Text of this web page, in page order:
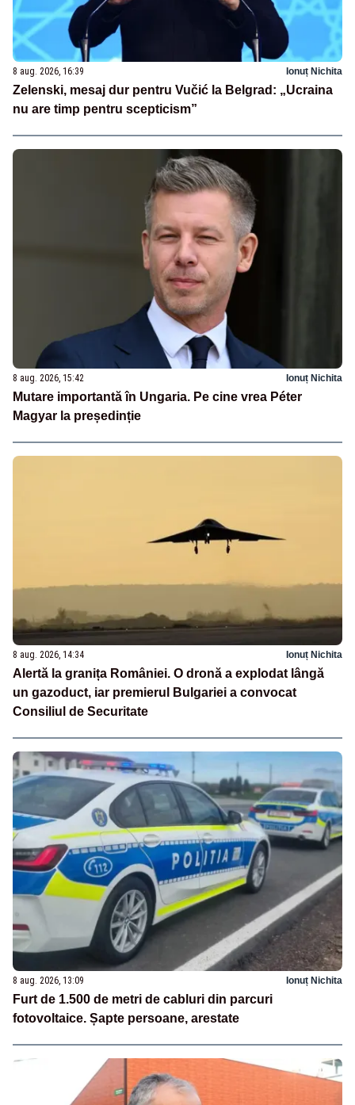
8 aug. 2026, 16:39 Ionuț Nichita
Zelenski, mesaj dur pentru Vučić la Belgrad: „Ucraina
nu are timp pentru scepticism”
8 aug. 2026, 15:42 Ionuț Nichita
Mutare importantă în Ungaria. Pe cine vrea Péter
Magyar la președinție
8 aug. 2026, 14:34 Ionuț Nichita
Alertă la granița României. O dronă a explodat lângă
un gazoduct, iar premierul Bulgariei a convocat
Consiliul de Securitate
8 aug. 2026, 13:09 Ionuț Nichita
Furt de 1.500 de metri de cabluri din parcuri
fotovoltaice. Șapte persoane, arestate